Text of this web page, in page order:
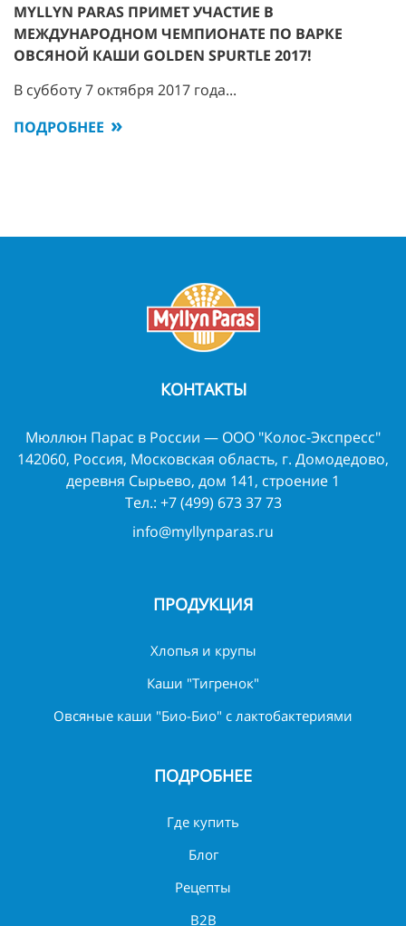
MYLLYN PARAS ПРИМЕТ УЧАСТИЕ В
МЕЖДУНАРОДНОМ ЧЕМПИОНАТЕ ПО ВАРКЕ
ОВСЯНОЙ КАШИ GOLDEN SPURTLE 2017!
В субботу 7 октября 2017 года...
ПОДРОБНЕЕ
КОНТАКТЫ
Мюллюн Парас в России — ООО "Колос-Экспресс"
142060, Россия, Московская область, г. Домодедово,
деревня Сырьево, дом 141, строение 1
Тел.: +7 (499) 673 37 73
info@myllynparas.ru
ПРОДУКЦИЯ
Хлопья и крупы
Каши "Тигренок"
Овсяные каши "Био-Био" с лактобактериями
ПОДРОБНЕЕ
Где купить
Блог
Рецепты
B2B